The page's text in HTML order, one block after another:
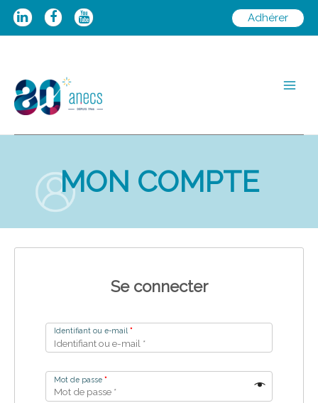
Aller
Adhérer
MON COMPTE
Se connecter
Identifiant ou e-mail *
Mot de passe *